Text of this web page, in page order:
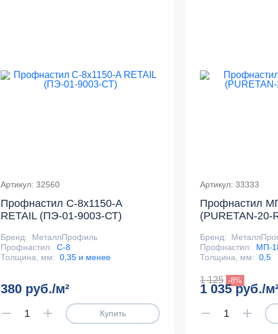
Артикул: 32560
Профнастил С-8x1150-A
RETAIL (ПЭ-01-9003-СТ)
Бренд:
МеталлПрофиль
Профнастил: С-8
Толщина, мм: 0,35 и менее
380 руб./м²
Купить
Артикул: 33333
Профнастил
(PURETAN-20-
Бренд:
Профнастил:
МП-
Толщина, мм: 0,5
1 125 -8%
1 035 руб./